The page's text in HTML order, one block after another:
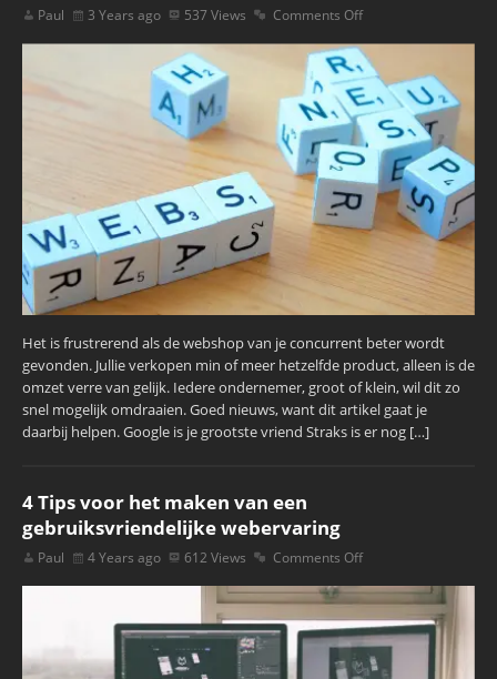
Paul 3 Years ago 537 Views Comments Off
Het is frustrerend als de webshop van je concurrent beter wordt
gevonden. Jullie verkopen min of meer hetzelfde product, alleen is de
omzet verre van gelijk. Iedere ondernemer, groot of klein, wil dit zo
snel mogelijk omdraaien. Goed nieuws, want dit artikel gaat je
daarbij helpen. Google is je grootste vriend Straks is er nog […]
4 Tips voor het maken van een
gebruiksvriendelijke webervaring
Paul 4 Years ago 612 Views Comments Off